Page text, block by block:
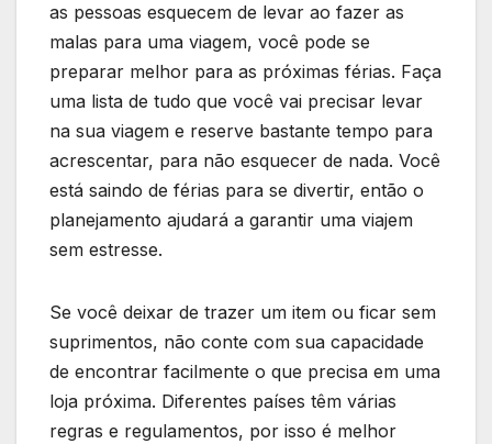
as pessoas esquecem de levar ao fazer as
malas para uma viagem, você pode se
preparar melhor para as próximas férias. Faça
uma lista de tudo que você vai precisar levar
na sua viagem e reserve bastante tempo para
acrescentar, para não esquecer de nada. Você
está saindo de férias para se divertir, então o
planejamento ajudará a garantir uma viajem
sem estresse.
Se você deixar de trazer um item ou ficar sem
suprimentos, não conte com sua capacidade
de encontrar facilmente o que precisa em uma
loja próxima. Diferentes países têm várias
regras e regulamentos, por isso é melhor